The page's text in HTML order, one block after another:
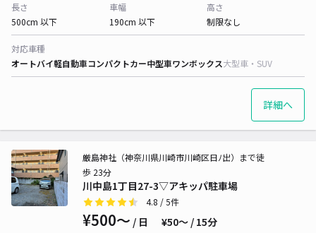
長さ
500cm 以下
車幅
190cm 以下
高さ
制限なし
対応車種
オートバイ軽自動車コンパクトカー中型車ワンボックス大型車・SUV
詳細へ
川中島1丁目27-3▽アキッパ駐車場
厳島神社（神奈川県川崎市川崎区日ﾉ出）まで徒
歩 23分
4.8 / 5件
¥500〜 / 日 ¥50〜 / 15分